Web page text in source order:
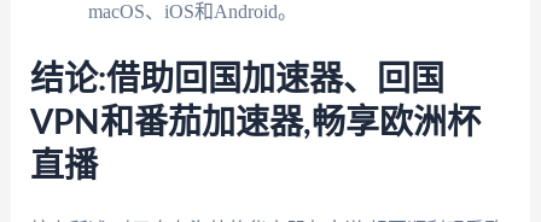
macOS、iOS和Android。
结论:借助回国加速器、回国
VPN和番茄加速器,畅享欧洲杯
直播